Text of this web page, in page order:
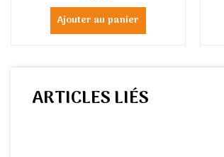
Ajouter au panier
ARTICLES LIÉS